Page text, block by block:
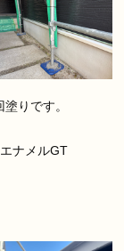
りです。
ナメルGT